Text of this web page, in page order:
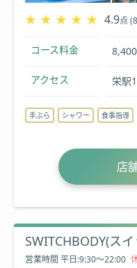
★★★★★
★★★★★ 4.9点
コース料金
アクセス 栄駅
手ぶら シャワー 食事指導
店
SWITCHBODY(ス
営業時間 平日:9:30〜22:00